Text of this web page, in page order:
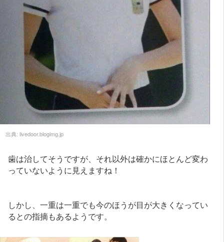
出典: livedoor.blogimg.jp
歯は治してそうですが、それ以外は確かにほとんど変わ
っていないように見えますね！
しかし、一重は一重でも今のほうが目が大きくなってい
るとの指摘もあるようです。